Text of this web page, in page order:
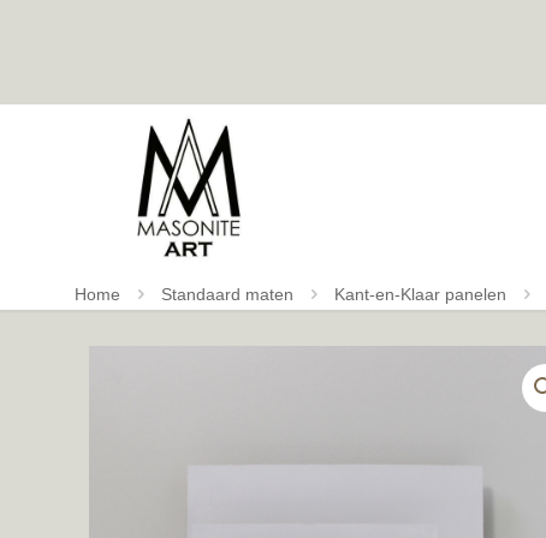
Home Standaard maten Kant-en-Klaar panelen